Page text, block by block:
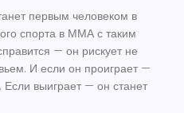
первым человеком в
спорта в ММА с таким
— он рискует не
И если он проиграет —
Если выиграет — он станет